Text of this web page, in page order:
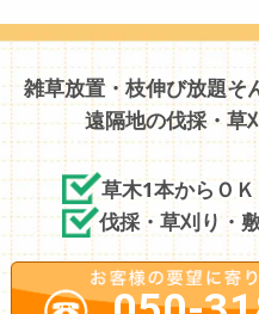
雑草放置・枝伸び放題そ
遠隔地の伐採・草
草木1本からＯＫ
伐採・草刈り・